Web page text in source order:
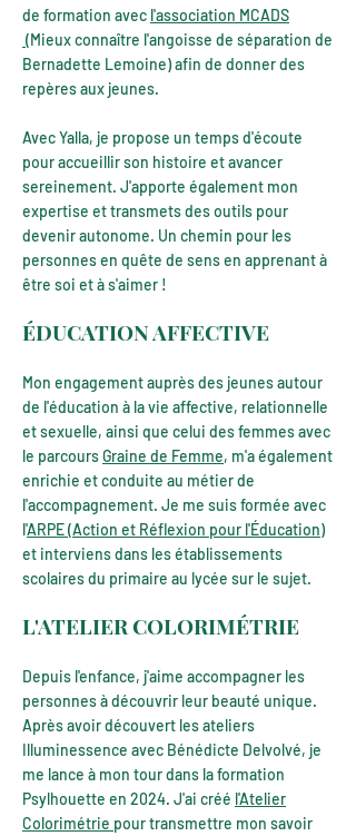
de formation avec l'association MCADS
(Mieux connaître l'angoisse de séparation de
Bernadette Lemoine) afin de donner des
repères aux jeunes.
Avec Yalla, je propose un temps d'écoute
pour accueillir son histoire et avancer
sereinement. J'apporte également mon
expertise et transmets des outils pour
devenir autonome. Un chemin pour les
personnes en quête de sens en apprenant à
être soi et à s'aimer !
ÉDUCATION AFFECTIVE
Mon engagement auprès des jeunes autour
de l'éducation à la vie affective, relationnelle
et sexuelle, ainsi que celui des femmes avec
le parcoursGraine de Femme, m'a également
enrichie et conduite au métier de
l'accompagnement. Je me suis formée avec
l'ARPE (Action et Réflexion pour l'Éducation)
et interviens dans les établissements
scolaires du primaire au lycée sur le sujet.
L'ATELIER COLORIMÉTRIE
Depuis l'enfance, j'aime accompagner les
personnes à découvrir leur beauté unique.
Après avoir découvert les ateliers
Illuminessence avec Bénédicte Delvolvé, je
me lance à mon tour dans la formation
Psylhouette en 2024. J'ai créé l'Atelier
Colorimétrie pour transmettre mon savoir